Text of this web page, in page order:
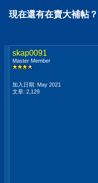
現在還有在賣大補帖
skap0091
Master Member
加入日期: May 2021
文章: 2,129